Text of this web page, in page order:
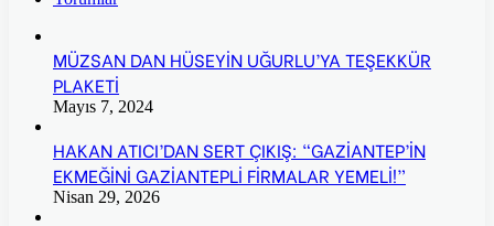
MÜZSAN DAN HÜSEYİN UĞURLU’YA TEŞEKKÜR
PLAKETİ
Mayıs 7, 2024
HAKAN ATICI’DAN SERT ÇIKIŞ: “GAZİANTEP’İN
EKMEĞİNİ GAZİANTEPLİ FİRMALAR YEMELİ!”
Nisan 29, 2026